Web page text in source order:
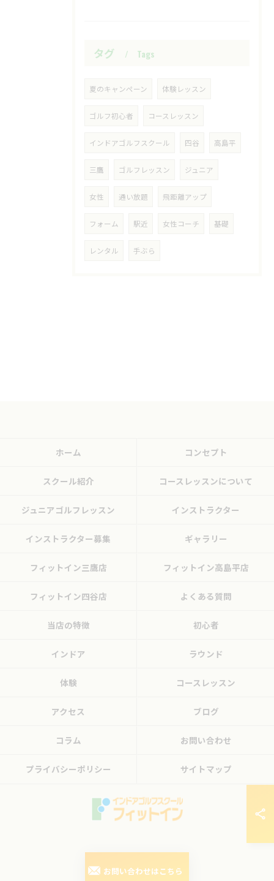
タグ Tags
夏のキャンペーン 体験レッスン
ゴルフ初心者 コースレッスン
インドアゴルフスクール 四谷 高島平
三鷹 ゴルフレッスン ジュニア
女性 通い放題 飛距離アップ
フォーム 駅近 女性コーチ 基礎
レンタル 手ぶら
お問い合わせはこちら
ホーム コンセプト
スクール紹介 コースレッスンについて
ジュニアゴルフレッスン インストラクター
インストラクター募集 ギャラリー
フィットイン三鷹店 フィットイン高島平店
フィットイン四谷店 よくある質問
当店の特徴 初心者
インドア ラウンド
体験 コースレッスン
アクセス ブログ
コラム お問い合わせ
プライバシーポリシー サイトマップ
© 2026 東京都三鷹のゴルフレッスンならフィットイン ALL RIGHTS RESERVED.